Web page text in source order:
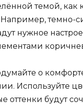
темой, как
Например,
нужное
о
Используйте
оттенки будут